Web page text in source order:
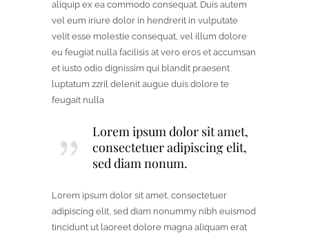
aliquip ex ea commodo consequat. Duis autem
vel eum iriure dolor in hendrerit in vulputate
velit esse molestie consequat, vel illum dolore
eu feugiat nulla facilisis at vero eros et accumsan
et iusto odio dignissim qui blandit praesent
luptatum zzril delenit augue duis dolore te
feugait nulla
Lorem ipsum dolor sit amet,
consectetuer adipiscing elit,
sed diam nonum.
Lorem ipsum dolor sit amet, consectetuer
adipiscing elit, sed diam nonummy nibh euismod
tincidunt ut laoreet dolore magna aliquam erat